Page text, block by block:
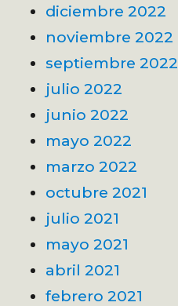
diciembre 2022
noviembre 2022
septiembre 2022
julio 2022
junio 2022
mayo 2022
marzo 2022
octubre 2021
julio 2021
mayo 2021
abril 2021
febrero 2021